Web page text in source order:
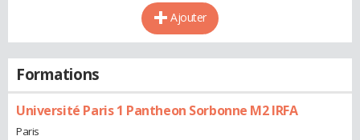
Ajouter
Formations
Université Paris 1 Pantheon Sorbonne M2 IRFA
Paris